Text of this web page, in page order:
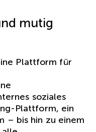
mutig
Plattform für
soziales
Plattform, ein
– bis hin zu einem